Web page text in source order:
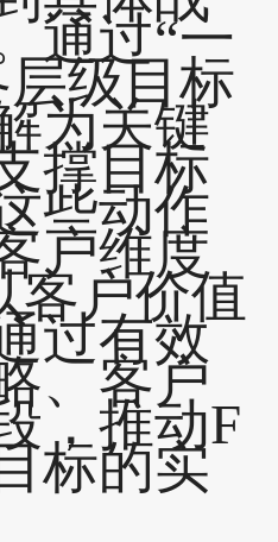
通过“一
级目标
为关键
撑目标
些动作
户维度
客户价值
过有效
、客户
，推动F
标的实